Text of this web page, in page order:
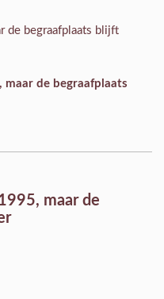
de begraafplaats blijft
de begraafplaats
maar de